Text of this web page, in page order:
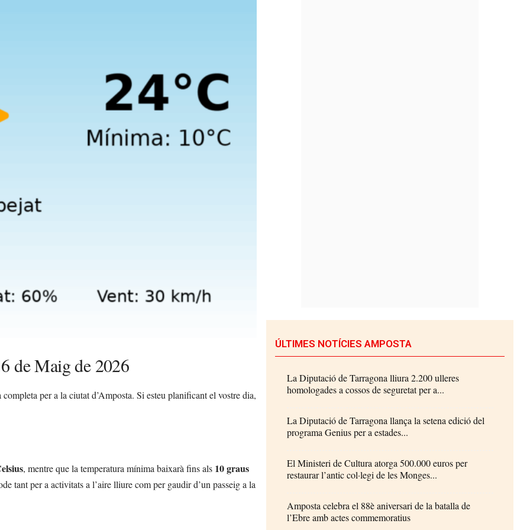
de Maig de 2026
per a la ciutat d’Amposta. Si esteu planificant el vostre dia,
, mentre que la temperatura mínima baixarà fins als 10 graus
tant per a activitats a l’aire lliure com per gaudir d’un passeig a la
ÚLTIMES NOTÍCIES AMPOSTA
La Diputació de Tarragona lliura 2.200 ulleres
homologades a cossos de seguretat per a...
La Diputació de Tarragona llança la setena edició del
programa Genius per a estades...
El Ministeri de Cultura atorga 500.000 euros per
restaurar l’antic col·legi de les Monges...
Amposta celebra el 88è aniversari de la batalla de
l’Ebre amb actes commemoratius